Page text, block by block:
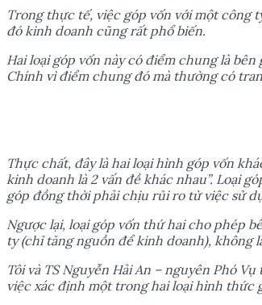
Trong thực tế, việc góp vốn với một công
đó kinh doanh cũng rất phổbiến.
Hai loại góp vốn này có điểm chung là bên
Chính vì điểm chung đó mà thường có
Thực chất, đây là hai loại hình góp vốn
kinh doanh là 2 vấn đềkhác nhau”. Loại
góp đồng thời phải chịu rủi ro từviệc sửd
Ngược lại, loại góp vốn thứhai cho phép
ty (chỉtăng nguồn đểkinh doanh), không
Tôi và TS Nguyễn Hải An – nguyên Phó Vụ
việc xác định một trong hai loại hình thức